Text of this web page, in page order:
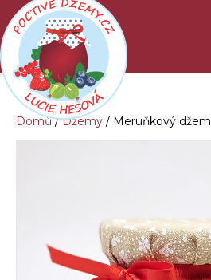
Domů/Džemy / Meruňkový džem